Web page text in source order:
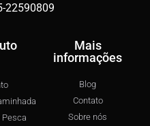
22590809
Pesca
Mais
informações
Blog
Contato
Sobre nós